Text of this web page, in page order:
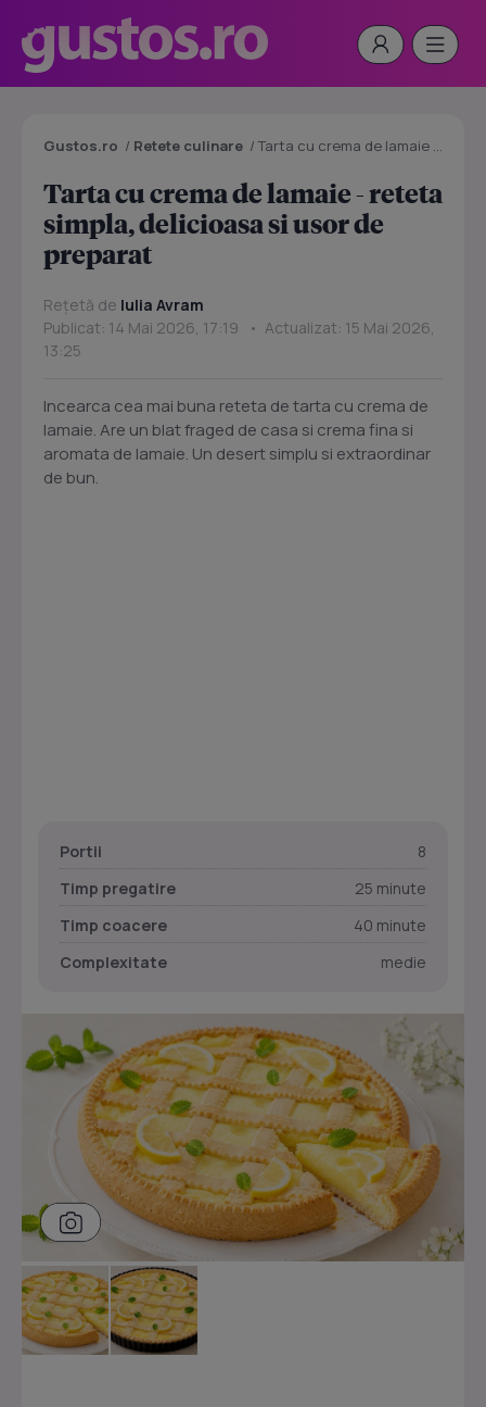
Gustos.ro / Retete culinare /Tarta cu crema de lamaie - reteta simpla, delicioasa si usor de preparat
Tarta cu crema de lamaie - reteta
simpla, delicioasa si usor de
preparat
Rețetă de Iulia Avram
Publicat: 14 Mai 2026, 17:19 • Actualizat: 15 Mai 2026,
13:25
Incearca cea mai buna reteta de tarta cu crema de
lamaie. Are un blat fraged de casa si crema fina si
aromata de lamaie. Un desert simplu si extraordinar
de bun.
Portii
8
Timp pregatire
25 minute
Timp coacere
40 minute
Complexitate
medie